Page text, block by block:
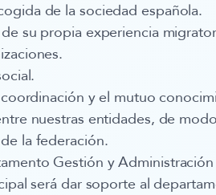
de la sociedad española.
su propia experiencia
y el mutuo
nuestras entidades, de
la federación.
Gestión y
será dar soporte al